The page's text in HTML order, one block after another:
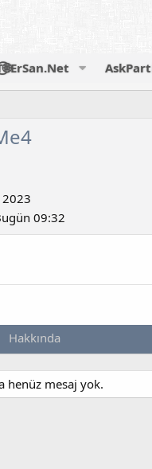
2023
09:32
Hakkında
henüz mesaj yok.